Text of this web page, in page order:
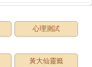
心理測試
黃大仙靈籤